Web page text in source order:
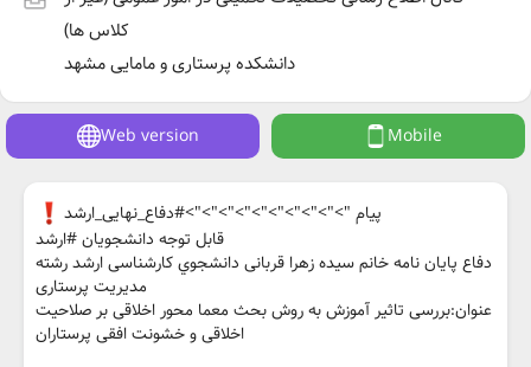
کلاس ها)
دانشکده پرستاری و مامایی مشهد
Web version Mobile
پیام ">">">">">">">">">">#دفاع_نهایی_ارشد
قابل توجه دانشجویان #ارشد
دفاع پايان نامه خانم سیده زهرا قربانی دانشجوي کارشناسی ارشد رشته
مدیریت پرستاری
عنوان:بررسی تاثیر آموزش به روش بحث معما محور اخلاقی بر صلاحیت
اخلاقی و خشونت افقی پرستاران